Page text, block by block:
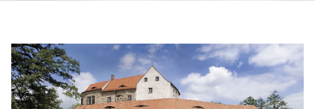
für
den
Betrieb
der
Seite